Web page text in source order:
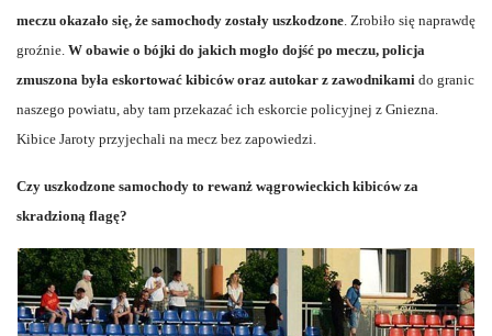
meczu okazało się, że samochody zostały uszkodzone . Zrobiło się naprawdę
groźnie. W obawie o bójki do jakich mogło dojść po meczu, policja
zmuszona była eskortować kibiców oraz autokar z zawodnikami do granic
naszego powiatu, aby tam przekazać ich eskorcie policyjnej z Gniezna.
Kibice Jaroty przyjechali na mecz bez zapowiedzi.
Czy uszkodzone samochody to rewanż wągrowieckich kibiców za
skradzioną flagę?